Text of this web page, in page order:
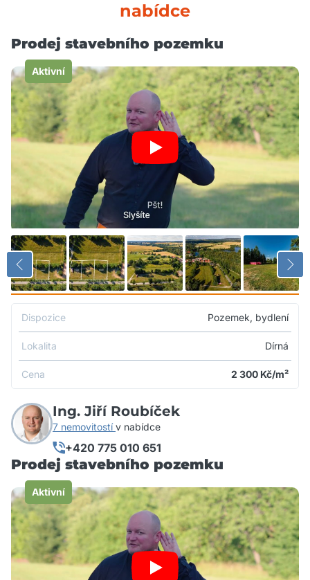
nabídce
Prodej stavebního pozemku
Aktivní
Dispozice Pozemek, bydlení
Lokalita Dírná
Cena 2 300 Kč/m²
Ing. Jiří Roubíček
7 nemovitostív nabídce
+420 775 010 651
Prodej stavebního pozemku
Aktivní